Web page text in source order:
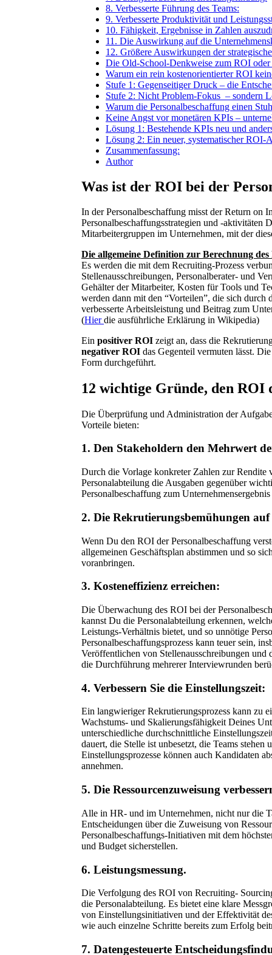
8. Verbesserte Führung des Teams:
9. Verbesserte Produktivität und
10. Fähigkeit, Ergebnisse in Zahlen
11. Die Auswirkung auf die
12. Größere Auswirkungen der
Die Old-School-Denkweise zum ROI oder
Warum ein rein kostenorientierter ROI
Stufe 1: Gegenseitiger Druck – die
Stufe 2: Nicht Problem-Fokus – sondern
Warum die Personalbeschaffung einen
Keine Angst vor monetären KPIs –
Lösung 1: Bestehende KPIs neu und
Lösung 2: Ein neuer, systematischer ROI-
Zusammenfassung:
Author
Was ist der ROI bei der
In der Personalbeschaffung misst der Return on
Personalbeschaffungsstrategien und -aktivitäten
Mitarbeitergruppen im Unternehmen, mit der
Die allgemeine Definition zur Berechnung
Es werden die mit dem Recruiting-Prozess
Stellenausschreibungen, Personalberater- und
Gehälter der Mitarbeiter, Kosten für Tools und
werden dann mit den “Vorteilen”, die sich
verbesserte Arbeitsleistung und Beitrag zum
(Hierdie ausführliche Erklärung in Wikipedia)
Ein positiver ROI zeigt an, dass die
negativer ROI das Gegenteil vermuten lässt.
Form durchgeführt.
12 wichtige Gründe, den ROI
Die Überprüfung und Administration der
Vorteile bieten:
1. Den Stakeholdern den Mehrwert
Durch die Vorlage konkreter Zahlen zur Rendite
Personalabteilung die Ausgaben gegenüber
Personalbeschaffung zum
2. Die Rekrutierungsbemühungen
Wenn Du den ROI der Personalbeschaffung
allgemeinen Geschäftsplan abstimmen und so
voranbringen.
3. Kosteneffizienz erreichen:
Die Überwachung des ROI bei der
kannst Du die Personalabteilung erkennen,
Leistungs-Verhältnis bietet, und so unnötige
Personalbeschaffungsprozess kann teuer sein,
Veröffentlichen von Stellenausschreibungen
die Durchführung mehrerer Interviewrunden
4. Verbessern Sie die Einstellungszeit:
Ein langwieriger Rekrutierungsprozess kann zu
Wachstums- und Skalierungsfähigkeit Deines
unterschiedliche durchschnittliche
dauert, die Stelle ist unbesetzt, die Teams
Einstellungsprozesse können auch Kandidaten
annehmen.
5. Die Ressourcenzuweisung
Alle in HR- und im Unternehmen, nicht nur die
Entscheidungen über die Zuweisung von
Personalbeschaffungs-Initiativen mit dem
und Budget sicherstellen.
6. Leistungsmessung.
Die Verfolgung des ROI von Recruiting-
die Personalabteilung. Es bietet eine klare
von Einstellungsinitiativen und der Effektivität
wie auch einzelne Schritte bereits zum Erfolg
7. Datengesteuerte